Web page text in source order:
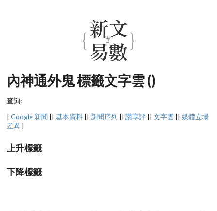
內神通外鬼 標籤文字雲 ()
查詢:
| Google 新聞 || 基本資料 || 新聞序列 || 讚享評 || 文字雲 || 媒體立場
差異 |
上升標籤
下降標籤